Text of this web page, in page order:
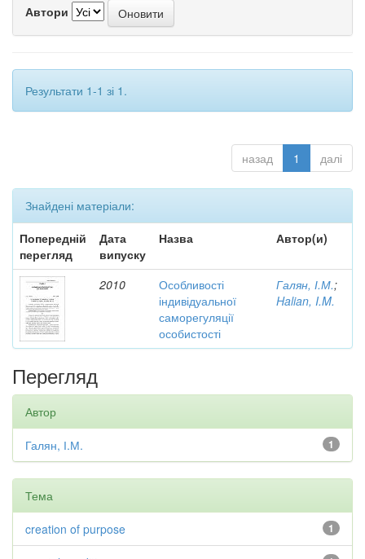
Автори
Результати 1-1 зі 1.
назад 1 далі
Знайдені матеріали:
Попередній
перегляд
Дата
випуску
Назва Автор(и)
2010
Особливості
індивідуальної
саморегуляції
особистості
Галян, І.М.;
Halian, I.M.
Перегляд
Автор
1
Галян, І.М.
Тема
1
creation of purpose